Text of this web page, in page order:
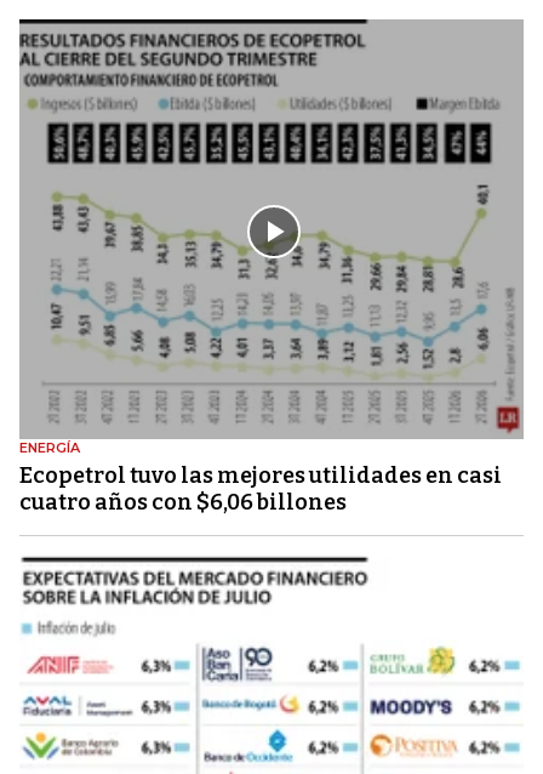
ENERGÍA
Ecopetrol tuvo las mejores utilidades en casi
cuatro años con $6,06 billones